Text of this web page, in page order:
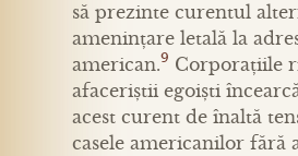
să prezinte curentul
amenințare letală la
american.9 Corporațiile
afaceriștii egoiști
acest curent de înaltă
casele americanilor fără